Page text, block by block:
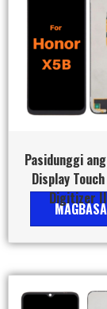
Pasidunggi
Display
Digitizer